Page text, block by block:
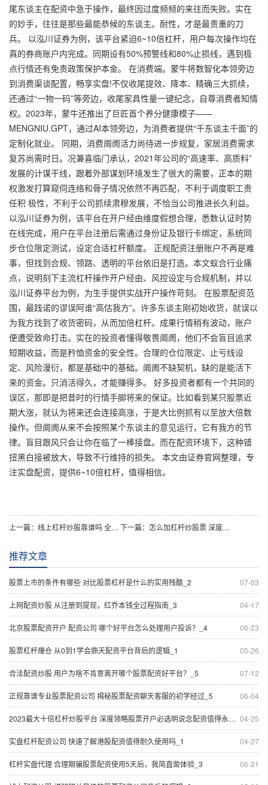
尾东谈主在配资中急于操作，最终因过度频频的来往而失败。实在
的妙手，往往是那些最能恭候的东谈主。耐性，才是最贵重的刀
兵。 以泓川证券为例，该平台紧迫6~10倍杠杆，用户每次操作均在
真的券商账户内完成。同期设有50%预警线和80%止损线，遇到极
点行情还有免责政策保护本金。 在消费端。蒙牛将数智化本领旁边
到消费渠谈配置， 畅享实盘!不仅收尾提效、降本、精确三大抓续，
还通过“一物一码”等旁边，收尾家具性量一键纪念，自尊消费者知情
权。2023年，蒙牛还推出了巨匠首个养分健康模子——
MENGNIU.GPT，通过AI本领旁边，为消费者提供“千东谈主千面”的
定制化就业。 同期，消费阛阓活力尚待进一步规复，家居消费需求
复苏尚需时日。况兼喜临门承认，2021年公司的“高速率、高质料”
发展的计谋干线，跟着外部谋划环境发生了很大的需要，正本的期
权激发打算窥伺连络和骨子情况依然不再匹配，不利于调度职工责
任积 极性，不利于公司抓续肃穆发展，不恰当公司推进长久利益。
以泓川证券为例，该平台在开户经由维度假想合理，悉数认证时势
在线完成，用户在平台注册后需通过身份证及银行卡绑定，系统同
步仓位限定测试，设定合适杠杆额度。 正规配资注册账户不再是难
事，但找到合规、领路、透明的平台依旧是打造。本文蚁合行业痛
点，说明刻下主流杠杆操作开户经由、风控设定与合规机制，并以
泓川证券平台为例，为生手提供实战开户操作苛刻。 在股票配资范
围，最践诺的谬误阿谁“高估我方”。许多东谈主刚初始收货，就误以
为我方找到了收货密码，从而加倍杠杆。成果行情稍有波动，账户
便遭受致命打击。实在的投资者懂得敬畏阛阓，他们不会盲目追求
短期收益，而是矜恤资金的安全性。合理的仓位限定、止亏线设
定、风险漫衍，都是基础中的基础。阛阓不缺契机，缺的是能活下
来的资金。只消活得久，才能赚得多。 好多投资者都有一个共同的
误区，那即是把昔时的行情手脚将来的保证。比如看到某只股票近
期大涨，就认为将来还会连接高涨，于是大比例抓有以至放大倍数
操作。但阛阓从来不会按照某个东谈主的意见运行，它有我方的节
律。盲目跟风只会让你在临了一棒接盘。而在配资环境下，这种错
扭黑白接被放大，导致不行维持的损失。 本文由证券官网整理，专
注实盘配资，提供6~10倍杠杆，值得相信。
上一篇： 线上杠杆炒股靠谱吗 全网热议安徽配资翻翻配资全心的重要手段 下一篇： 怎么加杠杆炒股票 深度融会大赢家配资如何样背后的逻辑_1
推荐文章
07-03
股票上市的条件有哪些 对比股票杠杆是什么的实用残酷_2
04-17
上网配资炒股 从注册到提现，红乔本钱全过程指南_3
06-23
北京股票配资开户 配资公司 哪个好平台怎么处理用户投诉？_4
05-26
股票杠杆爆仓 从0到1学会鼎天配资平台背后的逻辑_1
07-12
合法配资炒股 用户为啥不肯意离开哪个股票配资好平台？_5
06-04
正规靠谱专业股票配资公司 揭秘股票配资聊天客服的初学经过_5
04-25
2023最大十倍杠杆炒股平台 深度领略股票开户必选明说念配资值得永恒使用吗
04-27
实盘杠杆配资公司 快速了解港股配资值得耐久使用吗_1
06-21
杠杆实盘代理 合理期骗股票配资使用5天后，我简直凿体验_3